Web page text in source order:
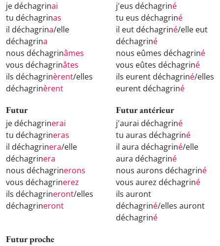
je déchagrinai
tu déchagrinas
il déchagrina/elle
déchagrina
nous déchagrinâmes
vous déchagrinâtes
ils déchagrinèrent/elles
déchagrinèrent
j'eus déchagriné
tu eus déchagriné
il eut déchagriné/elle eut
déchagriné
nous eûmes déchagriné
vous eûtes déchagriné
ils eurent déchagriné/elles
eurent déchagriné
Futur
je déchagrinerai
tu déchagrineras
il déchagrinera/elle
déchagrinera
nous déchagrinerons
vous déchagrinerez
ils déchagrineront/elles
déchagrineront
Futur antérieur
j'aurai déchagriné
tu auras déchagriné
il aura déchagriné/elle
aura déchagriné
nous aurons déchagriné
vous aurez déchagriné
ils auront
déchagriné/elles auront
déchagriné
Futur proche